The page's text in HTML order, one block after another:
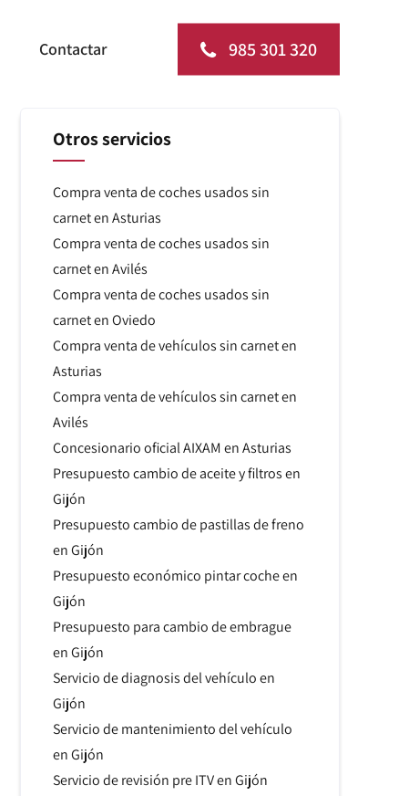
985 301 320
Contactar
Otros servicios
Compra venta de coches usados sin
carnet en Asturias
Compra venta de coches usados sin
carnet en Avilés
Compra venta de coches usados sin
carnet en Oviedo
Compra venta de vehículos sin carnet en
Asturias
Compra venta de vehículos sin carnet en
Avilés
Concesionario oficial AIXAM en Asturias
Presupuesto cambio de aceite y filtros en
Gijón
Presupuesto cambio de pastillas de freno
en Gijón
Presupuesto económico pintar coche en
Gijón
Presupuesto para cambio de embrague
en Gijón
Servicio de diagnosis del vehículo en
Gijón
Servicio de mantenimiento del vehículo
en Gijón
Servicio de revisión pre ITV en Gijón